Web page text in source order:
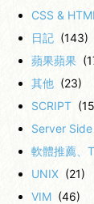
CSS &
日記 (143)
蘋果蘋果
其他 (23)
SCRIPT
Server Side
軟體推薦、
UNIX (21)
VIM (46)